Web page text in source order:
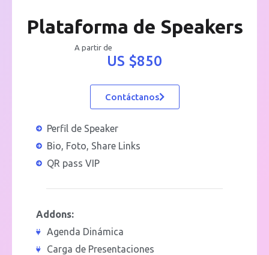
Plataforma de Speakers
A partir de
US $850
Contáctanos
Perfil de Speaker
Bio, Foto, Share Links
QR pass VIP
Addons:
Agenda Dinámica
Carga de Presentaciones